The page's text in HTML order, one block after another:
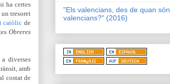
ha certes
tresoret
catòlic de
Obreres
diverses
amb
costat de
"Els valencians, des de quan són
valencians?" (2016)